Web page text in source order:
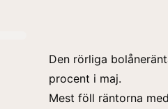
Den rörliga
procent i maj.
Mest föll räntorna